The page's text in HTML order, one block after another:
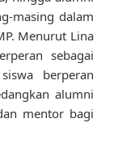
masing dalam
Menurut Lina
sebagai
berperan
alumni
mentor bagi